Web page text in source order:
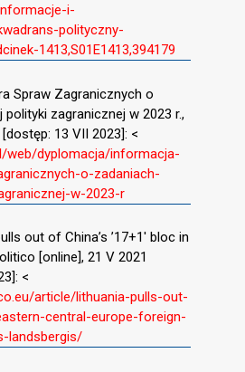
i-
polityczny-
1413,S01E1413,394179
Spraw Zagranicznych o
polityki zagranicznej w 2023 r.,
13 VII 2023]: <
web/dyplomacja/informacja-
o-zadaniach-
w-2023-r
out of China’s ’17+1′ bloc in
[online], 21 V 2021
<
article/lithuania-pulls-out-
central-europe-foreign-
landsbergis/